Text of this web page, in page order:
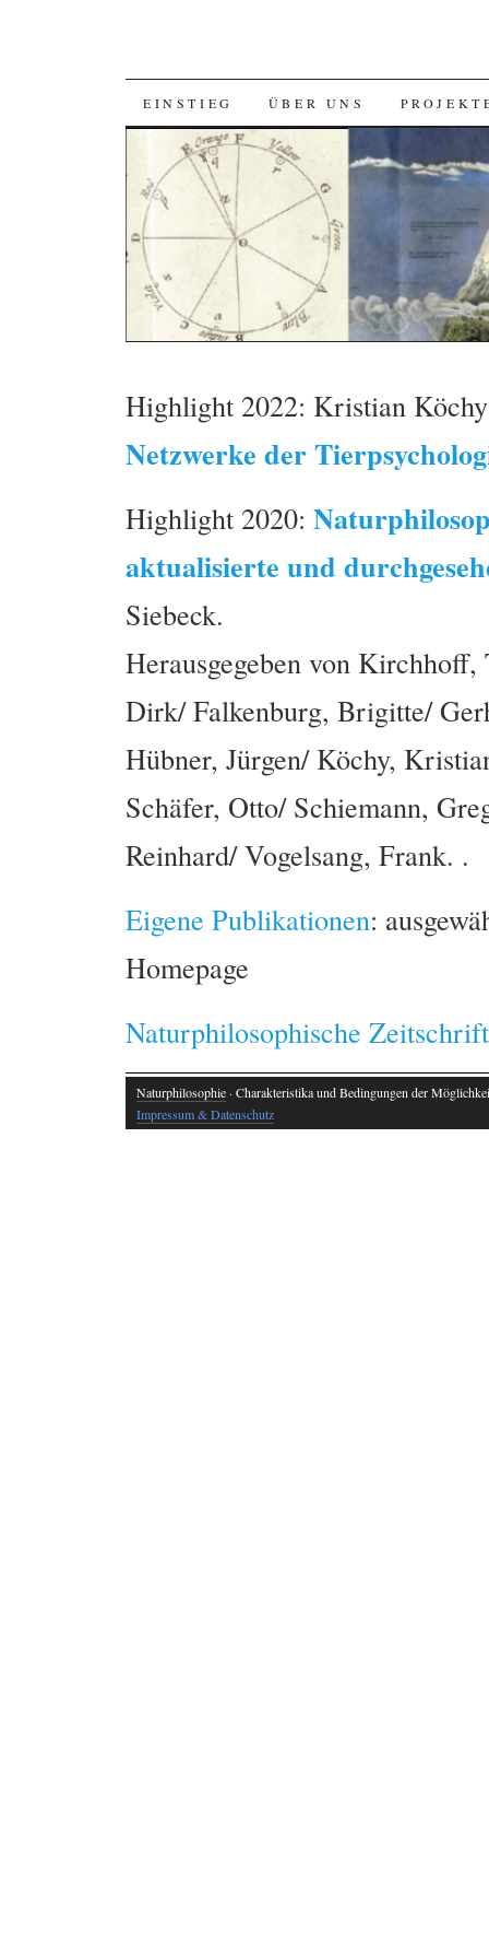
SKIP
CONTENT
EINSTIEG ÜBER UNS
Highlight 2022: Kristian
Netzwerke der
Highlight 2020:
aktualisierte und
Siebeck.
Herausgegeben von
Dirk/ Falkenburg, Brigitte/
Hübner, Jürgen/ Köchy,
Schäfer, Otto/ Schiemann,
Reinhard/ Vogelsang, Frank. .
Eigene Publikationen:
Homepage
Naturphilosophische
Naturphilosophie · Charakteristika und Bedingungen der
Impressum & Datenschutz